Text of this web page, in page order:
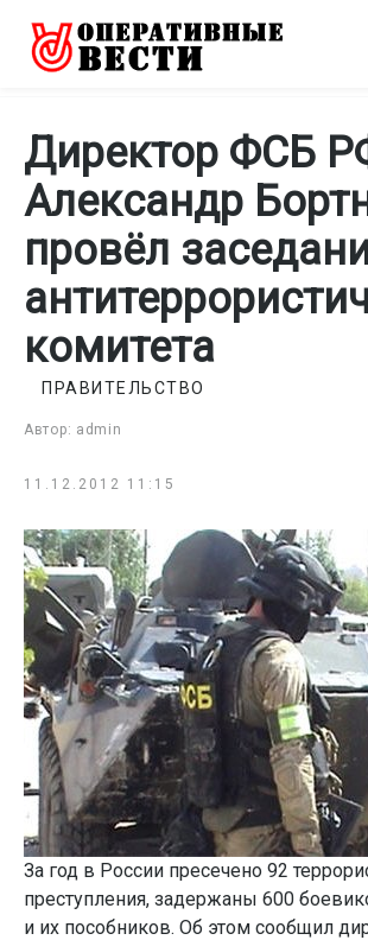
Директор ФСБ
Александр
провёл
комитета
Автор: admin
ПРАВИТЕЛЬСТВО
11.12.2012 11:15
За год в России пресечено 92
преступления, задержаны 600
и их пособников. Об этом сообщил